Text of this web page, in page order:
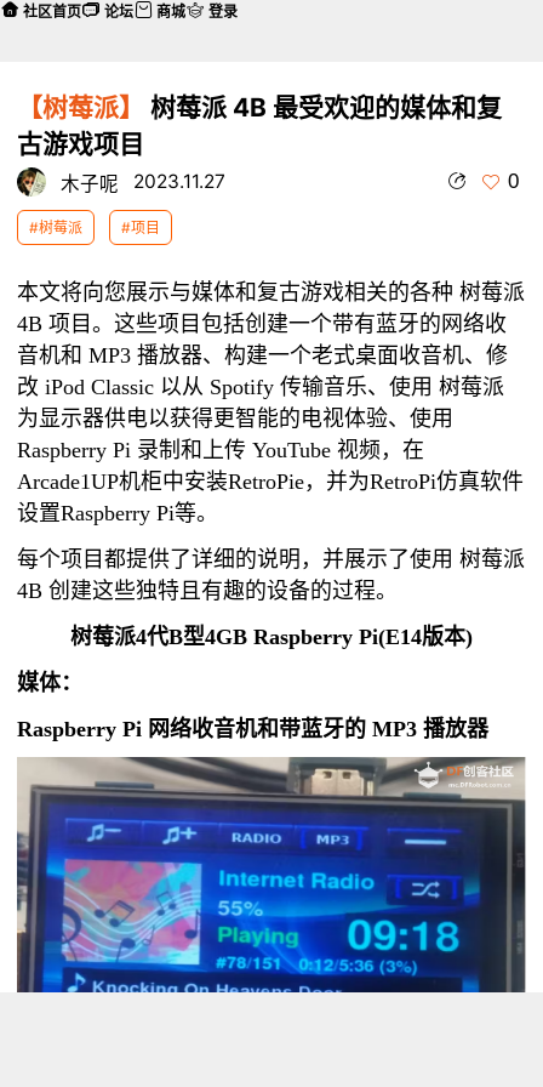
【树莓派】
树莓派 4B 最受欢迎的媒体和复
古游戏项目
木子呢 2023.11.27 0
#树莓派 #项目
本文将向您展示与媒体和复古游戏相关的各种 树莓派
4B 项目。这些项目包括创建一个带有蓝牙的网络收
音机和 MP3 播放器、构建一个老式桌面收音机、修
改 iPod Classic 以从 Spotify 传输音乐、使用树莓派
为显示器供电以获得更智能的电视体验、使用
Raspberry Pi 录制和上传 YouTube 视频，在
Arcade1UP机柜中安装RetroPie，并为RetroPi仿真软件
设置Raspberry Pi等。
每个项目都提供了详细的说明，并展示了使用树莓派
4B 创建这些独特且有趣的设备的过程。
树莓派4代B型4GB Raspberry Pi(E14版本)
媒体：
Raspberry Pi 网络收音机和带蓝牙的 MP3 播放器
社区首页 论坛 商城 登录